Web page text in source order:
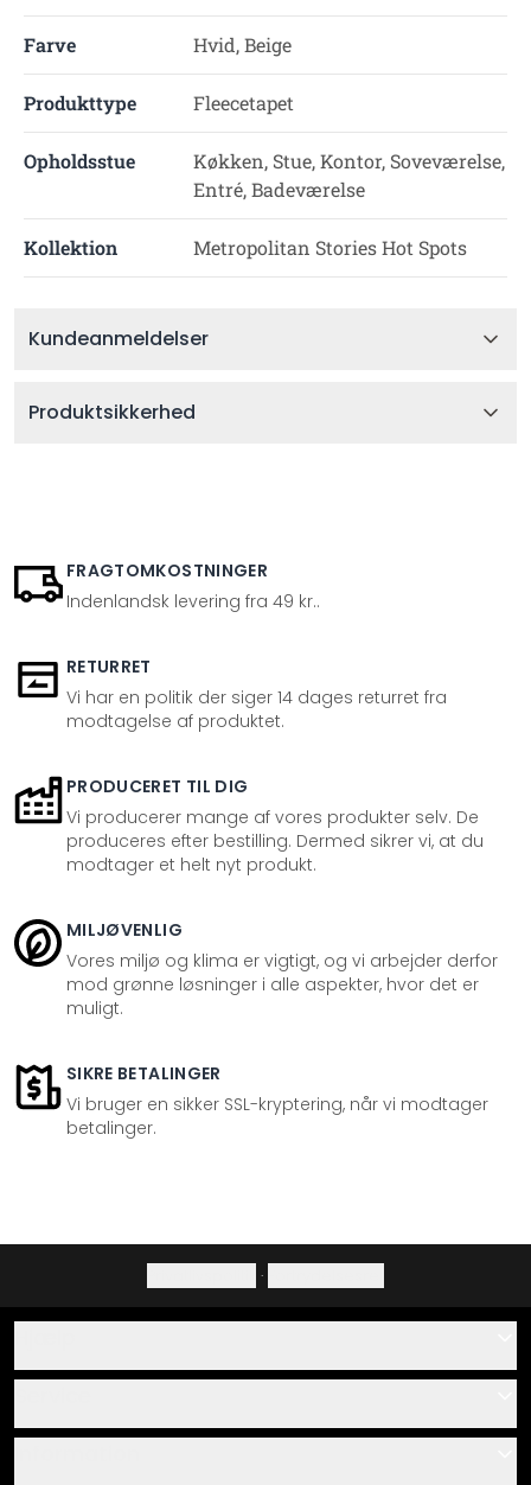
Farve Hvid, Beige
Produkttype Fleecetapet
Opholdsstue
Køkken, Stue, Kontor, Soveværelse,
Entré, Badeværelse
Kollektion Metropolitan Stories Hot Spots
Kundeanmeldelser
Produktsikkerhed
FRAGTOMKOSTNINGER
Indenlandsk levering fra 49 kr..
RETURRET
Vi har en politik der siger 14 dages returret fra
modtagelse af produktet.
PRODUCERET TIL DIG
Vi producerer mange af vores produkter selv. De
produceres efter bestilling. Dermed sikrer vi, at du
modtager et helt nyt produkt.
MILJØVENLIG
Vores miljø og klima er vigtigt, og vi arbejder derfor
mod grønne løsninger i alle aspekter, hvor det er
muligt.
SIKRE BETALINGER
Vi bruger en sikker SSL-kryptering, når vi modtager
betalinger.
·
Om os